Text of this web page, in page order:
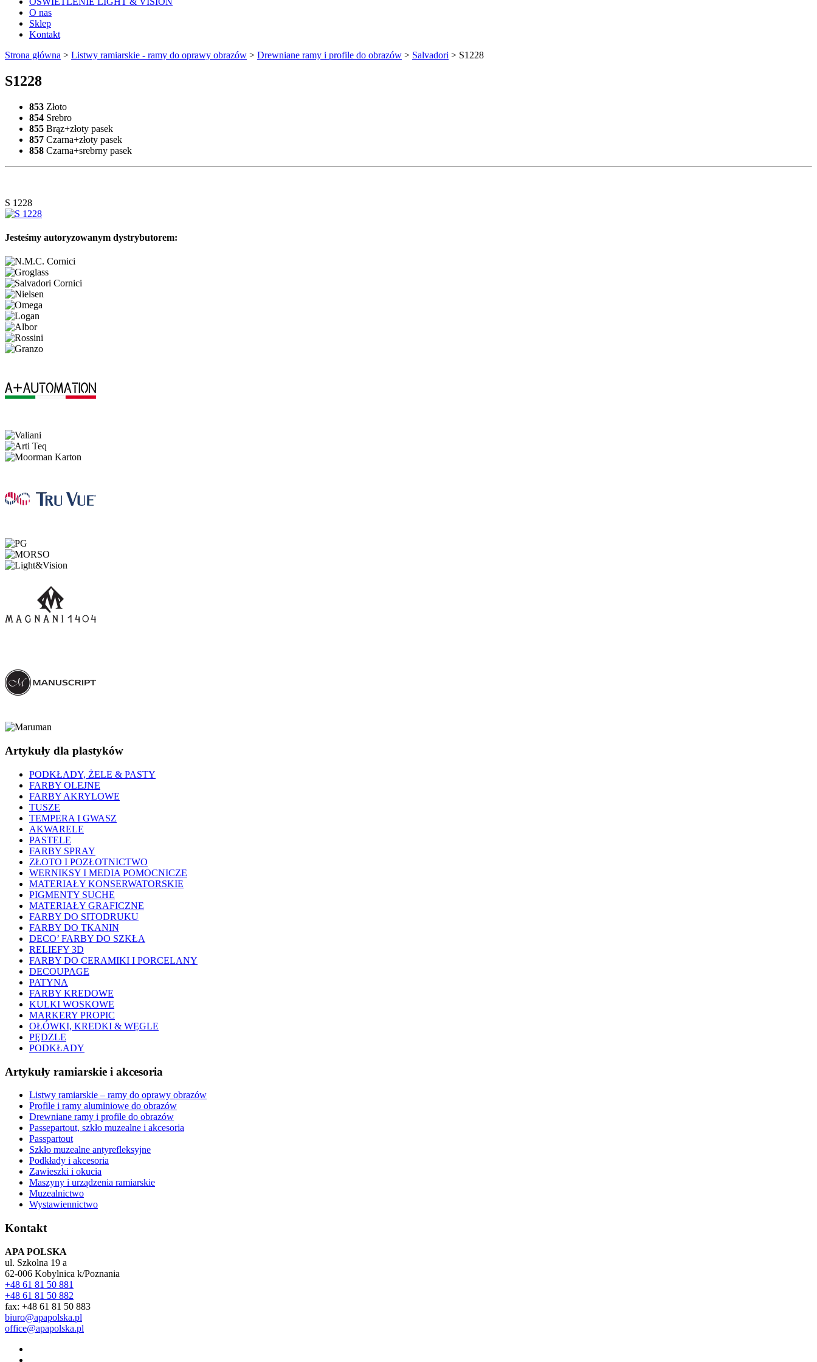
O nas
Sklep
Kontakt
Strona główna > Listwy ramiarskie - ramy do oprawy obrazów > Drewniane ramy i profile do obrazów > Salvadori > S1228
S1228
853 Złoto
854 Srebro
855 Brąz+złoty pasek
857 Czarna+złoty pasek
858 Czarna+srebrny pasek
S 1228
Jesteśmy autoryzowanym dystrybutorem:
Artykuły dla plastyków
PODKŁADY, ŻELE & PASTY
FARBY OLEJNE
FARBY AKRYLOWE
TUSZE
TEMPERA I GWASZ
AKWARELE
PASTELE
FARBY SPRAY
ZŁOTO I POZŁOTNICTWO
WERNIKSY I MEDIA POMOCNICZE
MATERIAŁY KONSERWATORSKIE
PIGMENTY SUCHE
MATERIAŁY GRAFICZNE
FARBY DO SITODRUKU
FARBY DO TKANIN
DECO’ FARBY DO SZKŁA
RELIEFY 3D
FARBY DO CERAMIKI I PORCELANY
DECOUPAGE
PATYNA
FARBY KREDOWE
KULKI WOSKOWE
MARKERY PROPIC
OŁÓWKI, KREDKI & WĘGLE
PĘDZLE
PODKŁADY
Artykuły ramiarskie i akcesoria
Listwy ramiarskie – ramy do oprawy obrazów
Profile i ramy aluminiowe do obrazów
Drewniane ramy i profile do obrazów
Passepartout, szkło muzealne i akcesoria
Passpartout
Szkło muzealne antyrefleksyjne
Podkłady i akcesoria
Zawieszki i okucia
Maszyny i urządzenia ramiarskie
Muzealnictwo
Wystawiennictwo
Kontakt
APA POLSKA
ul. Szkolna 19 a
62-006 Kobylnica k/Poznania
+48 61 81 50 881
+48 61 81 50 882
fax: +48 61 81 50 883
biuro@apapolska.pl
office@apapolska.pl